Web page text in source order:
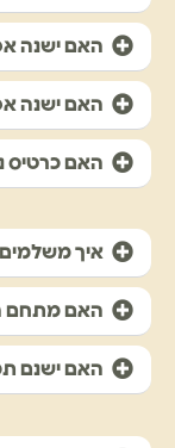
האם ישנה
האם ישנה
האם כרטיס
איך
האם מתחם
האם ישנם